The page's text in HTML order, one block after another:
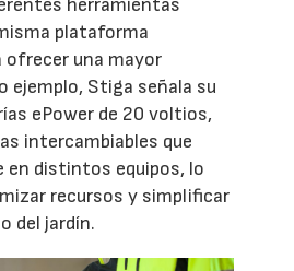
herramientas
plataforma
ofrecer una mayor
ejemplo, Stiga señala su
ePower de 20 voltios,
intercambiables que
en distintos equipos, lo
recursos y simplificar
del jardín.